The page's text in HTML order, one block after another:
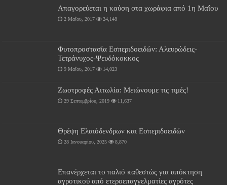
Απαγορεύεται η καύση στα χωράφια από 1η Μαΐου
2 Μαΐου, 2017 24,148
Φυτοπροστασία Εσπεριδοειδών: Αλευρώδεις-
Τετράνυχος-Ψευδόκοκκος
9 Μαΐου, 2017 14,023
Ζωοτροφές Αιτωλία: Μειώνουμε τις τιμές!
29 Σεπτεμβρίου, 2019 11,637
Θρέψη Ελαιόδενδρων και Εσπεριδοειδών
28 Ιανουαρίου, 2025 8,870
Επανέρχεται το παλιό καθεστώς για απόκτηση
αγροτικού από ετεροεπαγγελματίες αγρότες